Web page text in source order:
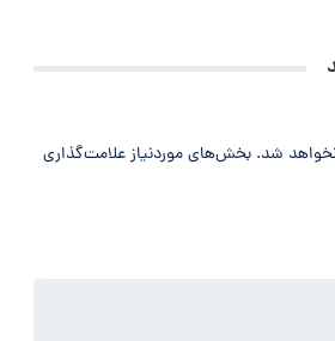
شد. بخش‌های موردنیاز علامت‌گذاری